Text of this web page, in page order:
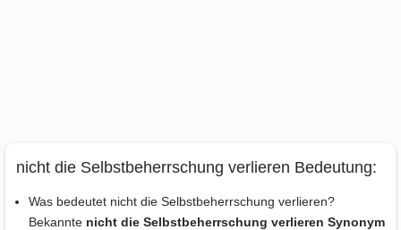
nicht die Selbstbeherrschung verlieren Bedeutung:
Was bedeutet nicht die Selbstbeherrschung verlieren?
Bekannte nicht die Selbstbeherrschung verlieren Synonym